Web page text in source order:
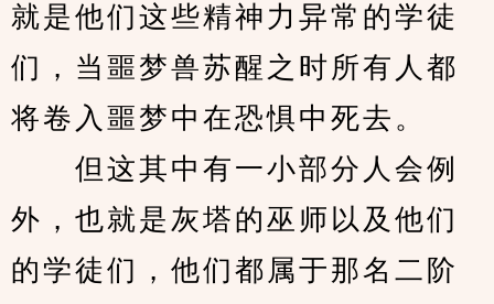
就是他们这些精神力异常的学徒
们，当噩梦兽苏醒之时所有人都
将卷入噩梦中在恐惧中死去。
但这其中有一小部分人会例
外，也就是灰塔的巫师以及他们
的学徒们，他们都属于那名二阶